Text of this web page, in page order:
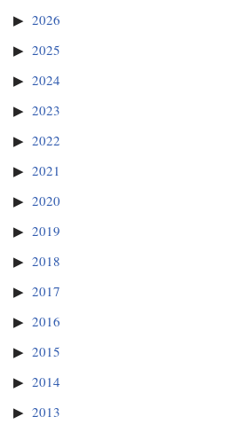
2026
2025
2024
2023
2022
2021
2020
2019
2018
2017
2016
2015
2014
2013